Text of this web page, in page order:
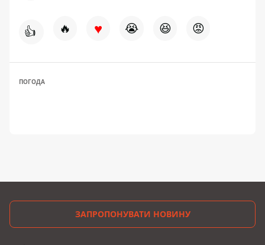
👍 🔥 ♥ 😭 😆 😡
ПОГОДА
ЗАПРОПОНУВАТИ НОВИНУ